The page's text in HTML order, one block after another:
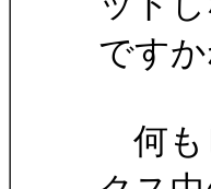
ですか
何も